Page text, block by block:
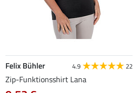
Felix Bühler 4.9 22
Zip-Funktionsshirt Lana